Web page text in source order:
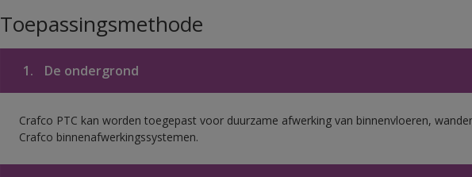
Toepassingsmethode
1. De ondergrond
Crafco PTC kan worden toegepast voor duurzame afwerking van binnenvloeren,
Crafco binnenafwerkingssystemen.